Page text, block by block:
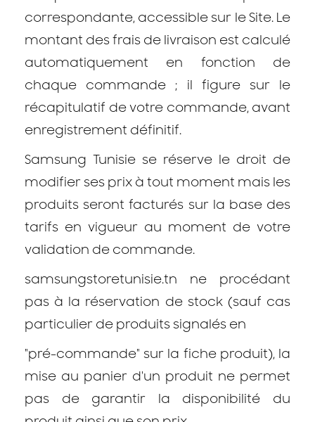
correspondante, accessible sur le Site. Le
montant des frais de livraison est calculé
automatiquement en fonction de
chaque commande ; il figure sur le
récapitulatif de votre commande, avant
enregistrement définitif.
Samsung Tunisie se réserve le droit de
modifier ses prix à tout moment mais les
produits seront facturés sur la base des
tarifs en vigueur au moment de votre
validation de commande.
samsungstoretunisie.tn ne procédant
pas à la réservation de stock (sauf cas
particulier de produits signalés en
"pré-commande" sur la fiche produit), la
mise au panier d'un produit ne permet
pas de garantir la disponibilité du